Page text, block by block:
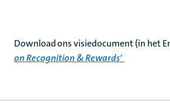
Download ons visiedocument (in het
on Recognition & Rewards'